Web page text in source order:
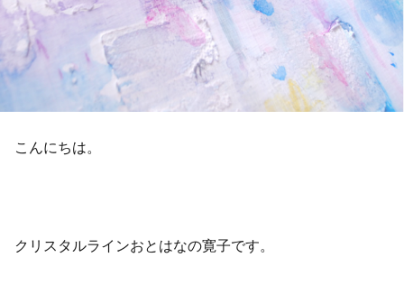
こんにちは。
クリスタルラインおとはなの寛子です。